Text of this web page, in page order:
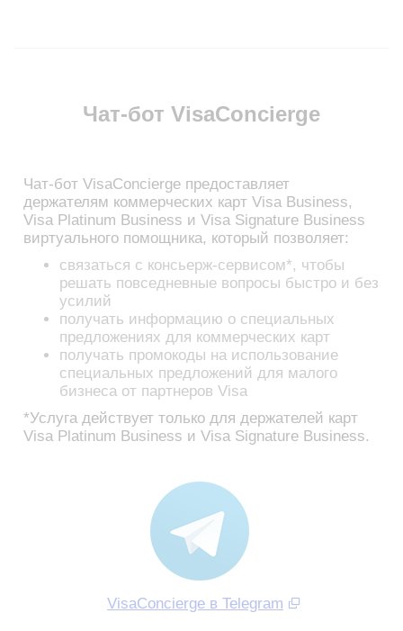
Чат-бот VisaConcierge
Чат-бот VisaConcierge предоставляет
держателям коммерческих карт Visa Business,
Visa Platinum Business и Visa Signature Business
виртуального помощника, который позволяет:
связаться с консьерж-сервисом*, чтобы
решать повседневные вопросы быстро и без
усилий
получать информацию о специальных
предложениях для коммерческих карт
получать промокоды на использование
специальных предложений для малого
бизнеса от партнеров Visa
*Услуга действует только для держателей карт
Visa Platinum Business и Visa Signature Business.
VisaConcierge в Telegram